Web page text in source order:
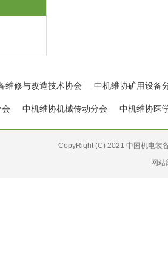
维修与改造技术协会 中机维协矿用设备
中机维协机械传动分会 中机维协医
CopyRight (C) 2021 中国机电装
网